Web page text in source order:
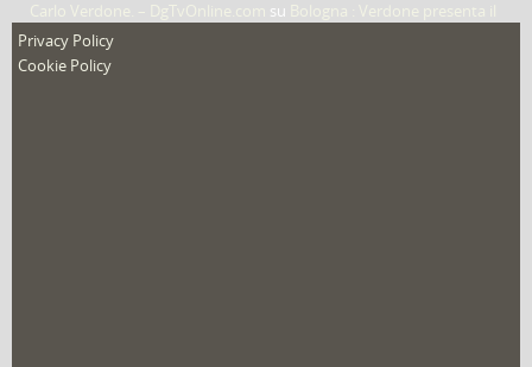
su
nuovo film
Privacy Policy
Cookie Policy